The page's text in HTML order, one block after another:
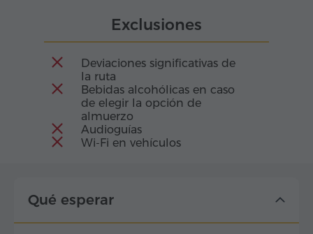
Exclusiones
Deviaciones significativas de
la ruta
Bebidas alcohólicas en caso
de elegir la opción de
almuerzo
Audioguías
Wi-Fi en vehículos
Qué esperar